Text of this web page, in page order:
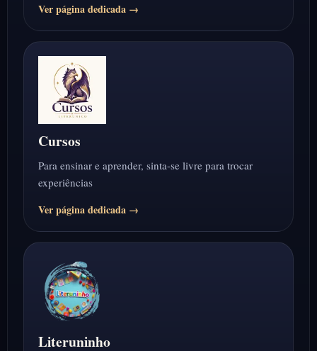
Ver página dedicada →
Cursos
Para ensinar e aprender, sinta-se livre para trocar
experiências
Ver página dedicada →
Literuninho